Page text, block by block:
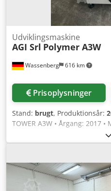
Wassenberg 616 km
Udviklingsmaskine
AGI Srl Polymer A3W
Prisoplysninger
Stand: brugt, Produktionsår:
TOWER A3W • Årgang: 2017 •
Polymerpladeprocessor •
maskine til fleksotryk • Maks.
x 420 mm) • Anvendelse:
fotopolymerplader Cjdpfjwv
Anvendelsesområder:
Kompakt konstruktion, ideel